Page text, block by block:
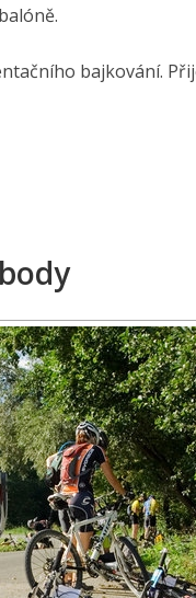
bajkování.
body